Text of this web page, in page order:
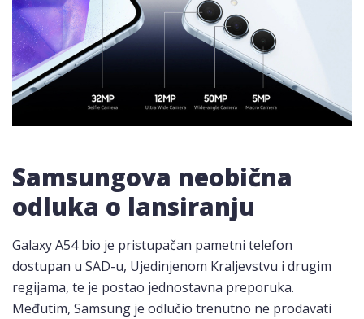
Samsungova neobična
odluka o lansiranju
Galaxy A54 bio je pristupačan pametni telefon
dostupan u SAD-u, Ujedinjenom Kraljevstvu i drugim
regijama, te je postao jednostavna preporuka.
Međutim, Samsung je odlučio trenutno ne prodavati